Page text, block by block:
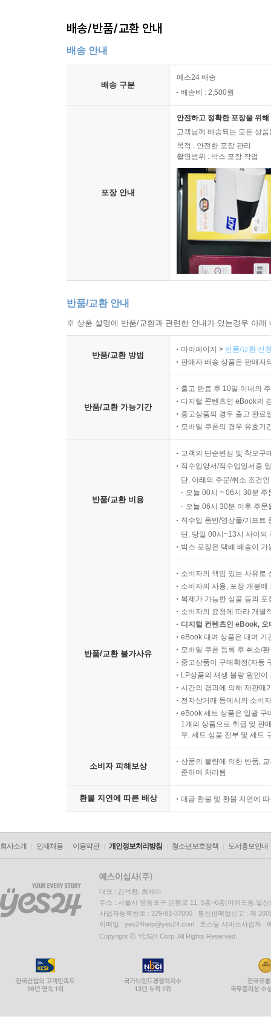
배송/반품/교환 안내
배송 안내
배송 구분
예스24 배송
배송비 : 2,500원
포장 안내
안전하고 정확한 포장을 위
고객님께 배송되는 모든 상
목적 : 안전한 포장 관리
촬영범위 : 박스 포장 작업
반품/교환 안내
※ 상품 설명에 반품/교환과 관련한 안내가 있는경우 아
반품/교환 방법
마이페이지 > 반품/교환 신
판매자 배송 상품은 판매자
반품/교환 가능기간
출고 완료 후 10일 이내의
디지털 콘텐츠인 eBook의
중고상품의 경우 출고 완료
모바일 쿠폰의 경우 유효기
반품/교환 비용
고객의 단순변심 및 착오구
직수입양서/직수입일서중
단, 아래의 주문/취소 조건
오늘 00시 ~ 06시 30분
오늘 06시 30분 이후 주
직수입 음반/영상물/기프트
단, 당일 00시~13시 사이의
박스 포장은 택배 배송이
반품/교환 불가사유
소비자의 책임 있는 사유로
소비자의 사용, 포장 개봉
복제가 가능한 상품 등의
소비자의 요청에 따라 개별
디지털 컨텐츠인 eBook,
eBook 대여 상품은 대여 기
모바일 쿠폰 등록 후 취소/
중고상품이 구매확정(자동
LP상품의 재생 불량 원인
시간의 경과에 의해 재판매
전자상거래 등에서의 소비
eBook 세트 상품은 일괄 구
1개의 상품으로 취급 및 판
우, 세트 상품 전부 및 세트
소비자 피해보상
상품의 불량에 의한 반품,
준하여 처리됨
환불 지연에 따른 배상 대금 환불 및 환불 지연에
회사소개 인재채용 이용약관 개인정보처리방침 청소년보호정책 도서홍보안내
대표 : 김석환, 최세라
주소 : 서울시 영등포구 은행로 11, 5층~6층(여의도동,일신
사업자등록번호 : 229-81-37000 통신판매업신고 : 제
이메일 : yes24help@yes24.com 호스팅 서비스사업자 :
Copyright ⓒ YES24 Corp. All Rights Reserved.